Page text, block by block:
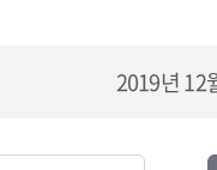
2019년 12